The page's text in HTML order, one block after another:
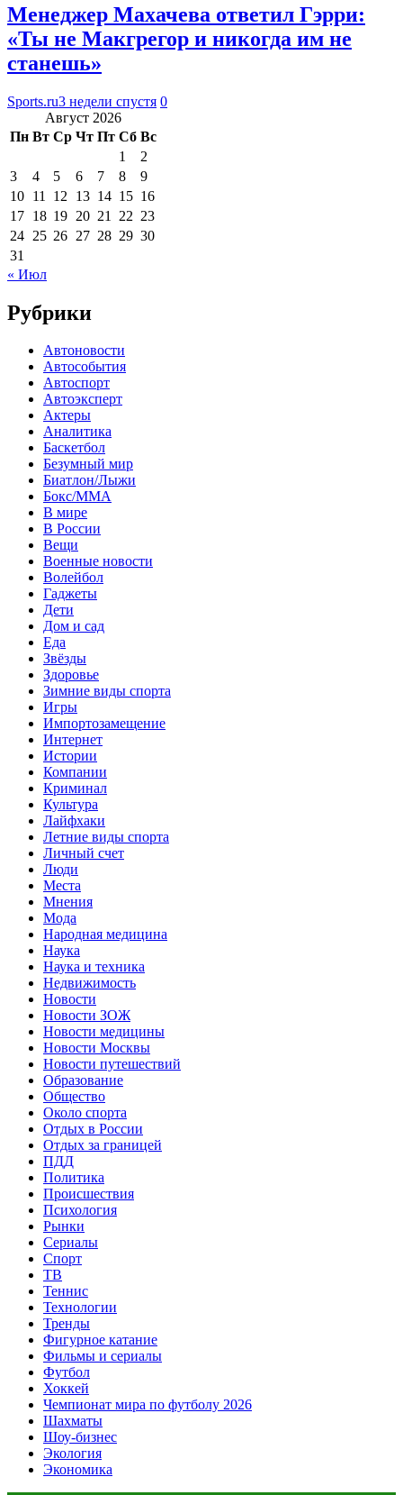
Менеджер Махачева ответил Гэрри:
«Ты не Макгрегор и никогда им не
станешь»
Sports.ru3 недели спустя 0
Август 2026
Пн Вт Ср Чт Пт Сб Вс
1
2
3
4 5 6 7 8
9
10 11 12 13 14 15 16
17 18 19 20 21 22 23
24 25 26 27 28 29 30
31
« Июл
Рубрики
Автоновости
Автособытия
Автоспорт
Автоэксперт
Актеры
Аналитика
Баскетбол
Безумный мир
Биатлон/Лыжи
Бокс/MMA
В мире
В России
Вещи
Военные новости
Волейбол
Гаджеты
Дети
Дом и сад
Еда
Звёзды
Здоровье
Зимние виды спорта
Игры
Импортозамещение
Интернет
Истории
Компании
Криминал
Культура
Лайфхаки
Летние виды спорта
Личный счет
Люди
Места
Мнения
Мода
Народная медицина
Наука
Наука и техника
Недвижимость
Новости
Новости ЗОЖ
Новости медицины
Новости Москвы
Новости путешествий
Образование
Общество
Около спорта
Отдых в России
Отдых за границей
ПДД
Политика
Происшествия
Психология
Рынки
Сериалы
Спорт
ТВ
Теннис
Технологии
Тренды
Фигурное катание
Фильмы и сериалы
Футбол
Хоккей
Чемпионат мира по футболу 2026
Шахматы
Шоу-бизнес
Экология
Экономика